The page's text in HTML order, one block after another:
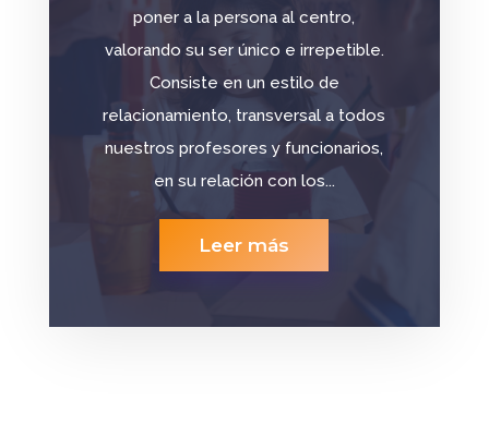
poner a la persona al centro,
valorando su ser único e irrepetible.
Consiste en un estilo de
relacionamiento, transversal a todos
nuestros profesores y funcionarios,
en su relación con los...
Leer más